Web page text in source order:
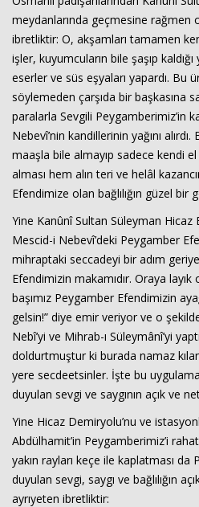
meydanlarında geçmesine rağmen
ibretliktir: O, akşamları tamamen
işler, kuyumcuların bile şaşıp
eserler ve süs eşyaları yapardı. Bu
söylemeden çarşıda bir başkasına
paralarla Sevgili Peygamberimiz’in
Nebevî’nin kandillerinin yağını
maaşla bile almayıp sadece kendi
alması hem alın teri ve helâl
Efendimize olan bağlılığın güzel bir
Yine Kanûnî Sultan Süleyman Hicaz
Mescid-i Nebevî’deki Peygamber
mihraptaki seccadeyi bir adım
Efendimizin makamıdır. Oraya
başımız Peygamber Efendimizin
gelsin!” diye emir veriyor ve o
Nebî’yi ve Mihrab-ı Süleymânî’yi
doldurtmuştur ki burada namaz
yere secdeetsinler. İşte bu
duyulan sevgi ve saygının açık ve
Yine Hicaz Demiryolu’nu ve
Abdülhamit’in Peygamberimiz’i
yakın rayları keçe ile kaplatması
duyulan sevgi, saygı ve bağlılığın
ayrıyeten ibretliktir: